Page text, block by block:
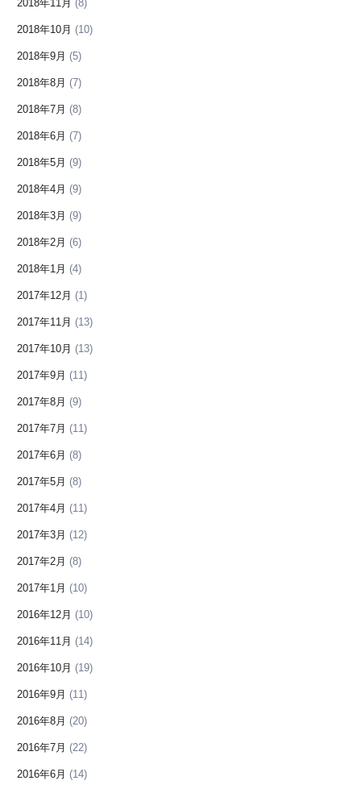
2018年11月 (8)
2018年10月 (10)
2018年9月 (5)
2018年8月 (7)
2018年7月 (8)
2018年6月 (7)
2018年5月 (9)
2018年4月 (9)
2018年3月 (9)
2018年2月 (6)
2018年1月 (4)
2017年12月 (1)
2017年11月 (13)
2017年10月 (13)
2017年9月 (11)
2017年8月 (9)
2017年7月 (11)
2017年6月 (8)
2017年5月 (8)
2017年4月 (11)
2017年3月 (12)
2017年2月 (8)
2017年1月 (10)
2016年12月 (10)
2016年11月 (14)
2016年10月 (19)
2016年9月 (11)
2016年8月 (20)
2016年7月 (22)
2016年6月 (14)